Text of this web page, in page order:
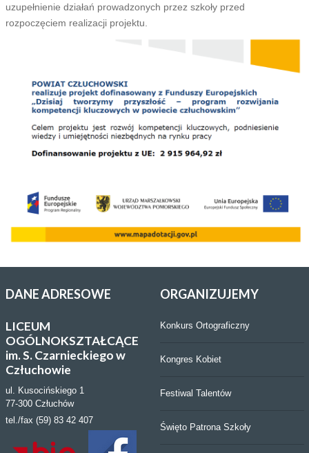
uzupełnienie działań prowadzonych przez szkoły przed
rozpoczęciem realizacji projektu.
DANEADRESOWE
LICEUM
OGÓLNOKSZTAŁCĄCE
im. S. Czarnieckiego w
Człuchowie
ul. Kusocińskiego 1
77-300 Człuchów
tel./fax (59) 83 42 407
ORGANIZUJEMY
Konkurs Ortograficzny
Kongres Kobiet
Festiwal Talentów
Święto Patrona Szkoły